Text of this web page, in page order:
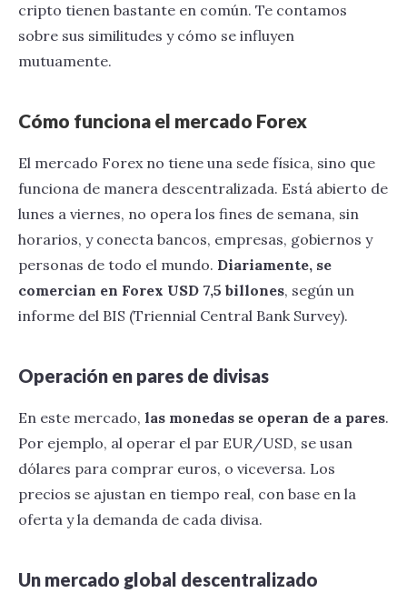
cripto tienen bastante en común. Te contamos
sobre sus similitudes y cómo se influyen
mutuamente.
Cómo funciona el mercado Forex
El mercado Forex no tiene una sede física, sino que
funciona de manera descentralizada. Está abierto de
lunes a viernes, no opera los fines de semana, sin
horarios, y conecta bancos, empresas, gobiernos y
personas de todo el mundo. Diariamente, se
comercian en Forex USD 7,5 billones, según un
informe del BIS (Triennial Central Bank Survey).
Operación en pares de divisas
En este mercado, las monedas se operan de a pares.
Por ejemplo, al operar el par EUR/USD, se usan
dólares para comprar euros, o viceversa. Los
precios se ajustan en tiempo real, con base en la
oferta y la demanda de cada divisa.
Un mercado global descentralizado